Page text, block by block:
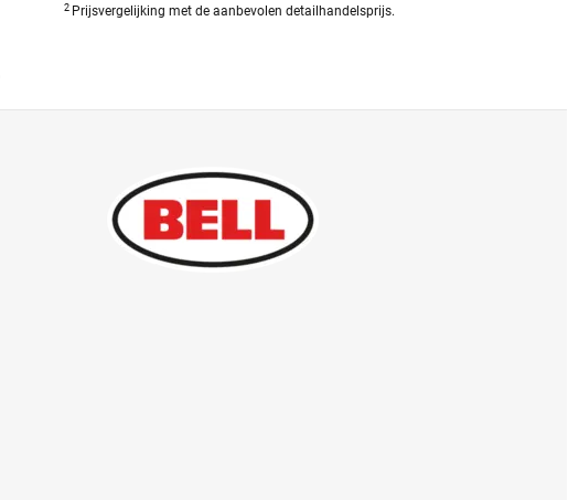
2 Prijsvergelijking met de aanbevolen detailhandelsprijs.